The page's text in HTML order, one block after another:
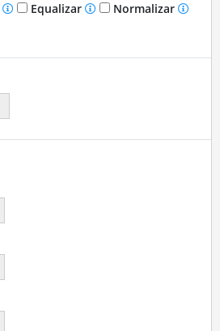
Equalizar
Normalizar